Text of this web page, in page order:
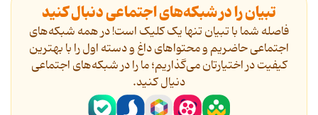
تبیان را در شبکه‌های اجتماعی دنبال کنید
فاصله شما با تبیان تنها یک کلیک است! در همه شبکه‌های
اجتماعی حاضریم و محتواهای داغ و دسته اول را با بهترین
کیفیت در اختیارتان می‌گذاریم؛ ما را در شبکه‌های اجتماعی
دنیال کنید.